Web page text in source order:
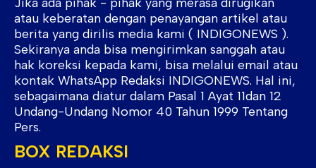
atau keberatan dengan penayangan artikel atau
berita yang dirilis media kami ( INDIGONEWS ).
Sekiranya anda bisa mengirimkan sanggah atau
hak koreksi kepada kami, bisa melalui email atau
kontak WhatsApp Redaksi INDIGONEWS. Hal ini,
sebagaimana diatur dalam Pasal 1 Ayat 11dan 12
Undang-Undang Nomor 40 Tahun 1999 Tentang
Pers.
BOX REDAKSI